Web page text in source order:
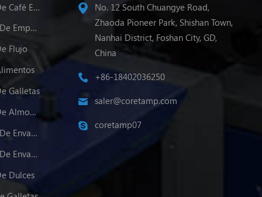
Máquina De Envasado De Café En Polvo
Varios Carriles Maquina De Empacado
Flujo
Galletas
Máquina De Envasado De Almohadas
Varios Carriles Máquina De Envasado De Polvo
Varios Carriles Máquina De Envasado De Gránulos
Dulces
No. 12 South Chuangye Road,
Zhaoda Pioneer Park, Shishan Town,
Nanhai District, Foshan City, GD,
China
+86-18402036250
saler@coretamp.com
coretamp07